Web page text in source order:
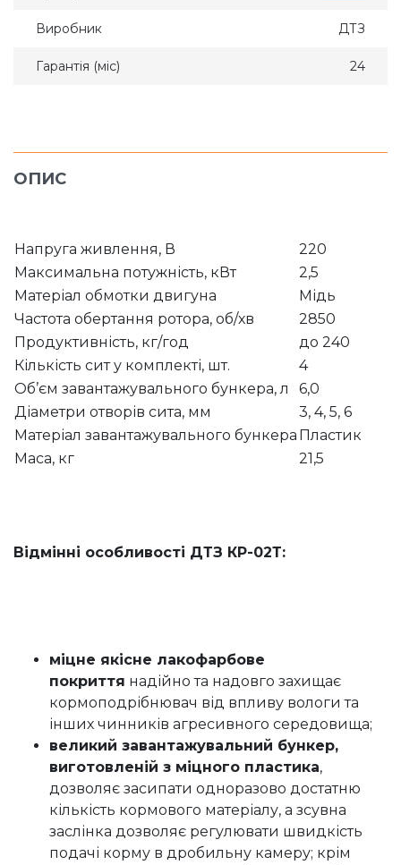
Виробник ДТЗ
Гарантія (міс) 24
ОПИС
Напруга живлення, В
220
Максимальна потужність, кВт
2,5
Матеріал обмотки двигуна
Мідь
Частота обертання ротора, об/хв
2850
Продуктивність, кг/год
до 240
Кількість сит у комплекті, шт.
4
Об’єм завантажувального бункера, л
6,0
Діаметри отворів сита, мм
3, 4, 5, 6
Матеріал завантажувального бункера Пластик
Маса, кг
21,5
Відмінні особливості ДТЗ КР-02Т:
міцне якісне лакофарбове
покриття надійно та надовго захищає
кормоподрібнювач від впливу вологи та
інших чинників агресивного середовища;
великий завантажувальний бункер,
виготовленій з міцного пластика,
дозволяє засипати одноразово достатню
кількість кормового матеріалу, а зсувна
заслінка дозволяє регулювати швидкість
подачі корму в дробильну камеру; крім